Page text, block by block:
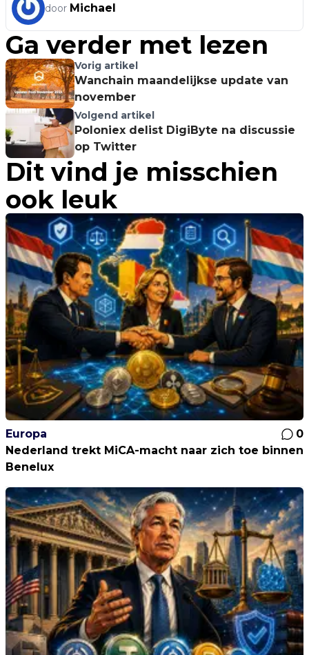
door Michael
Ga verder met lezen
Vorig artikel
Wanchain maandelijkse update van
november
Volgend artikel
Poloniex delist DigiByte na discussie
op Twitter
Dit vind je misschien
ook leuk
Europa
0
Nederland trekt MiCA-macht naar zich toe binnen
Benelux